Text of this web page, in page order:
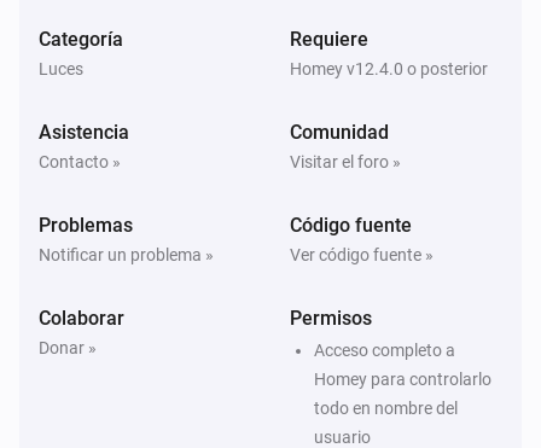
Categoría
Luces
Requiere
Homey v12.4.0 o posterior
Asistencia
Contacto »
Comunidad
Visitar el foro »
Problemas
Notificar un problema »
Código fuente
Ver código fuente »
Colaborar
Donar »
Permisos
Acceso completo a
Homey para controlarlo
todo en nombre del
usuario